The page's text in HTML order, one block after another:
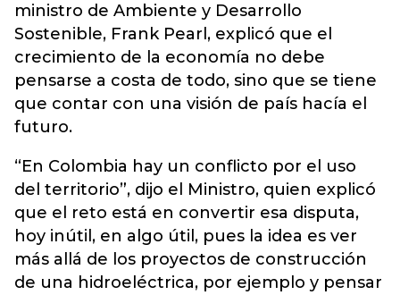
ministro de Ambiente y Desarrollo
Sostenible, Frank Pearl, explicó que el
crecimiento de la economía no debe
pensarse a costa de todo, sino que se tiene
que contar con una visión de país hacía el
futuro.
“En Colombia hay un conflicto por el uso
del territorio”, dijo el Ministro, quien explicó
que el reto está en convertir esa disputa,
hoy inútil, en algo útil, pues la idea es ver
más allá de los proyectos de construcción
de una hidroeléctrica, por ejemplo y pensar